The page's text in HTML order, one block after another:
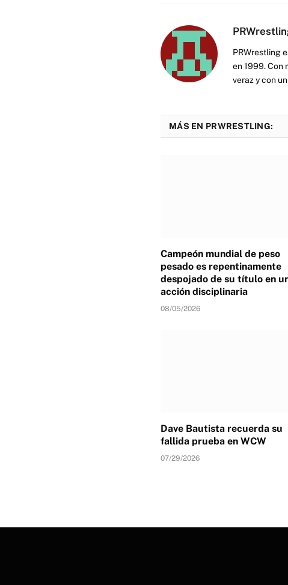
PRWrestling
en 1999. Con
veraz y con
MÁS EN PRWRESTLING:
Campeón mundial de peso
pesado es repentinamente
despojado de su título en
acción disciplinaria
08/05/2026
Dave Bautista recuerda su
fallida prueba en WCW
07/29/2026